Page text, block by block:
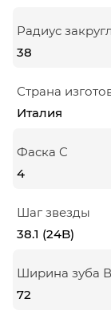
Радиус
38
Страна
Италия
Фаска C
4
Шаг звезды
38.1 (24B)
Ширина зуба
72